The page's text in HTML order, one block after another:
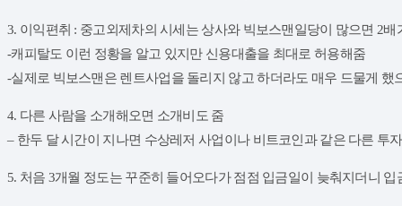
3. 이익편취 : 중고외제차의 시세는 상사와 빅보스맨일당이 많으면 2
-캐피탈도 이런 정황을 알고 있지만 신용대출을 최대로 허용해줌
-실제로 빅보스맨은 렌트사업을 돌리지 않고 하더라도 매우 드물게
4. 다른 사람을 소개해오면 소개비도 줌
– 한두 달 시간이 지나면 수상레저 사업이나 비트코인과 같은 다른 투
5. 처음 3개월 정도는 꾸준히 들어오다가 점점 입금일이 늦춰지더니 입